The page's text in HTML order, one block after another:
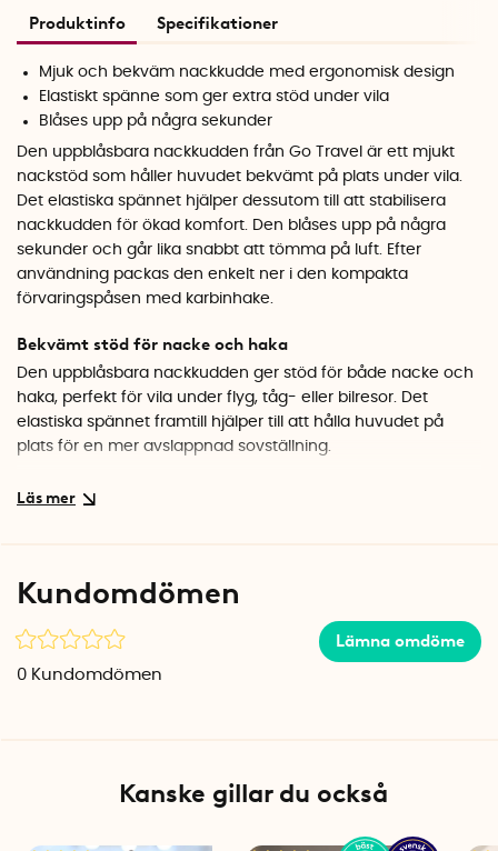
Produktinfo Specifikationer
Mjuk och bekväm nackkudde med ergonomisk design
Elastiskt spänne som ger extra stöd under vila
Blåses upp på några sekunder
Den uppblåsbara nackkudden från Go Travel är ett mjukt
nackstöd som håller huvudet bekvämt på plats under vila.
Det elastiska spännet hjälper dessutom till att stabilisera
nackkudden för ökad komfort. Den blåses upp på några
sekunder och går lika snabbt att tömma på luft. Efter
användning packas den enkelt ner i den kompakta
förvaringspåsen med karbinhake.
Bekvämt stöd för nacke och haka
Den uppblåsbara nackkudden ger stöd för både nacke och
haka, perfekt för vila under flyg, tåg- eller bilresor. Det
elastiska spännet framtill hjälper till att hålla huvudet på
plats för en mer avslappnad sovställning.
Enkel att blåsa upp och tömma
kunna anpassa komforten.
Smidig att ta med
När nackkudden tömts på luft packas den ner i medföljande
Mått, uppblåst: 25 x 20 x 13 cm (D x B x H)
Kundomdömen
Lämna omdöme
0 Kundomdömen
Kanske gillar du också